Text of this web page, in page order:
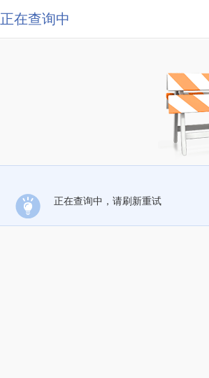
正在查询中
正在查询中，请刷新重试